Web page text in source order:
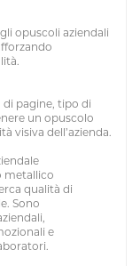
opuscoli aziendali
pagine, tipo di
un opuscolo
visiva dell’azienda.
metallico
qualità di
Sono
e